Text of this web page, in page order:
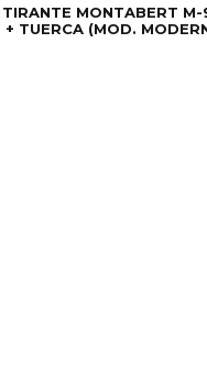
TIRANTE MONTABERT
+ TUERCA (MOD.